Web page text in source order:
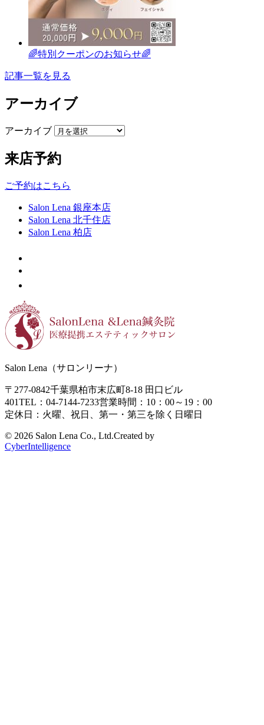
🌈特別クーポンのお知らせ🌈
記事一覧を見る
アーカイブ
アーカイブ
来店予約
ご予約はこちら
Salon Lena 銀座本店
Salon Lena 北千住店
Salon Lena 柏店
Salon Lena（サロンリーナ）
〒277-0842千葉県柏市末広町8-18 田口ビル
401TEL：04-7144-7233営業時間：10：00～19：00
定休日：火曜、祝日、第一・第三を除く日曜日
© 2026 Salon Lena Co., Ltd.Created by
CyberIntelligence